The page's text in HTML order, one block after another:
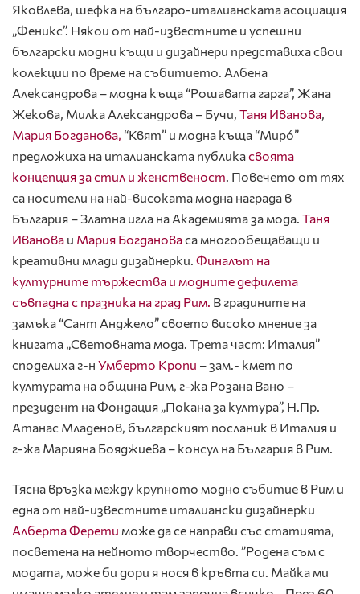
Яковлева, шефка на българо-италианската асоциация
„Феникс”. Някои от най-известните и успешни
български модни къщи и дизайнери представиха свои
колекции по време на събитието. Албена
Александрова – модна къща “Рошавата гарга”, Жана
Жекова, Милка Александрова – Бучи, Таня Иванова,
Мария Богданова, “Квят” и модна къща “Мирó”
предложиха на италианската публикасвоята
концепция за стил и женственост . Повечето от тях
са носители на най-високата модна награда в
България – Златна игла на Академията за мода. Таня
Иванова и Мария Богдановаса многообещаващи и
креативни млади дизайнерки. Финалът на
културните тържества и модните дефилета
съвпадна с празника на град Рим. В градините на
замъка “Сант Анджело” своето високо мнение за
книгата „Световната мода. Трета част: Италия”
споделиха г-н Умберто Кропи – зам.- кмет по
културата на община Рим, г-жа Розана Вано –
президент на Фондация „Покана за култура”, Н.Пр.
Атанас Младенов, българският посланик в Италия и
г-жа Марияна Бояджиева – консул на България в Рим.
Тясна връзка между крупното модно събитие в Рим и
една от най-известните италиански дизайнерки
Алберта Ферети може да се направи със статията,
посветена на нейното творчество. ”Родена съм с
модата, може би дори я нося в кръвта си. Майка ми